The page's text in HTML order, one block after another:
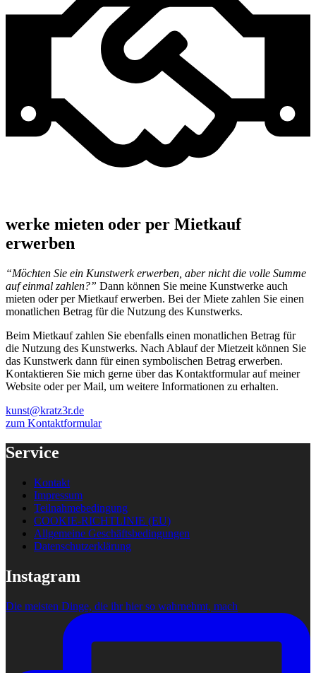
werke mieten oder per Mietkauf
erwerben
“Möchten Sie ein Kunstwerk erwerben, aber nicht die volle Summe
auf einmal zahlen?” Dann können Sie meine Kunstwerke auch
mieten oder per Mietkauf erwerben. Bei der Miete zahlen Sie einen
monatlichen Betrag für die Nutzung des Kunstwerks.
Beim Mietkauf zahlen Sie ebenfalls einen monatlichen Betrag für
die Nutzung des Kunstwerks. Nach Ablauf der Mietzeit können Sie
das Kunstwerk dann für einen symbolischen Betrag erwerben.
Kontaktieren Sie mich gerne über das Kontaktformular auf meiner
Website oder per Mail, um weitere Informationen zu erhalten.
kunst@kratz3r.de
zum Kontaktformular
Service
Kontakt
Impressum
Teilnahmebedingung
COOKIE-RICHTLINIE (EU)
Allgemeine Geschäftsbedingungen
Datenschutzerklärung
Instagram
Die meisten Dinge, die ihr hier so wahrnehmt, mach